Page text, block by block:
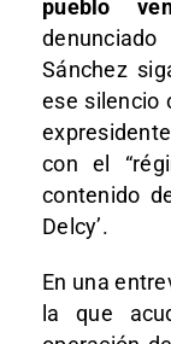
pueblo
Sánchez
ese silencio
con el
contenido
Delcy’.
En una
la que